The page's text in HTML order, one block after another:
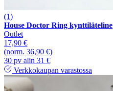
(1)
House Doctor Ring kynttiläteline
Outlet
17,90 €
(norm. 36,90 €)
30 pv alin 31 €
Verkkokaupan varastossa